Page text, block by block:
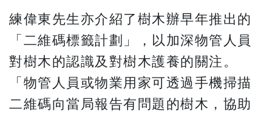
練偉東先生亦介紹了樹木辦早年推出的
「二維碼標籤計劃」，以加深物管人員
對樹木的認識及對樹木護養的關注。
「物管人員或物業用家可透過手機掃描
二維碼向當局報告有問題的樹木，協助